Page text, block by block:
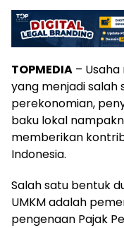
TOPMEDIA –
yang menjadi salah
perekonomian,
baku lokal
memberikan
Indonesia.
Salah satu bentuk
UMKM adalah
pengenaan Pajak